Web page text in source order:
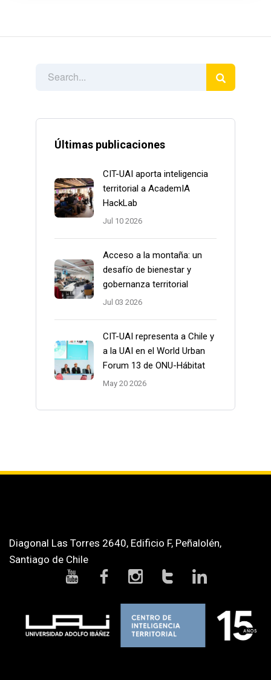
Últimas publicaciones
CIT-UAI aporta inteligencia
territorial a AcademIA
HackLab
Jul 10 2026
Acceso a la montaña: un
desafío de bienestar y
gobernanza territorial
Jul 03 2026
CIT-UAI representa a Chile y
a la UAI en el World Urban
Forum 13 de ONU-Hábitat
May 20 2026
Diagonal Las Torres 2640, Edificio F, Peñalolén,
Santiago de Chile